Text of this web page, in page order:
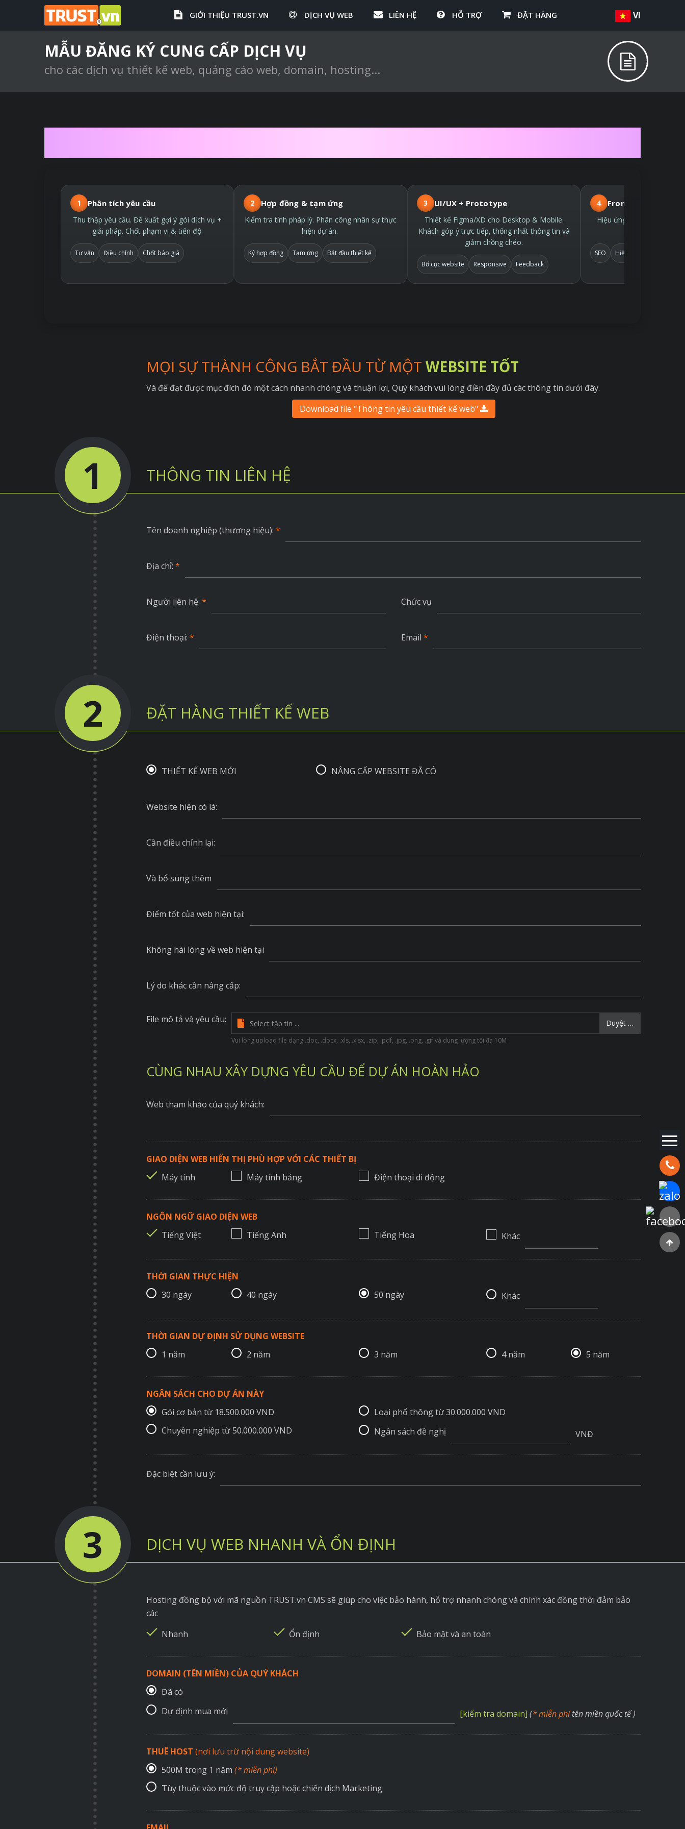
GIỚI THIỆU TRUST.VN DỊCH VỤ WEB LIÊN HỆ HỖ TRỢ ĐẶT HÀNG VI
Hotline:
Chat
MẪU ĐĂNG KÝ CUNG CẤP DỊCH VỤ
cho các dịch vụ thiết kế web, quảng cáo web, domain, hosting...
1 Phân tích yêu cầu
Thu thập yêu cầu. Đề xuất gợi ý gói dịch vụ +
giải pháp. Chốt phạm vi & tiến độ.
Tư vấn Điều chỉnh Chốt báo giá
2 Hợp đồng & tạm ứng
Kiểm tra tính pháp lý. Phân công nhân sự thực
hiện dự án.
Ký hợp đồng Tạm ứng Bắt đầu thiết kế
3 UI/UX + Prototype
Thiết kế Figma/XD cho Desktop & Mobile.
Khách góp ý trực tiếp, thống nhất thông tin và
giảm chồng chéo.
Bố cục website Responsive Feedback
4 Front-end hiện đại
Hiệu ứng nhẹ, SEO sớm
SEO Hiệu ứng nhẹ
MỌI SỰ THÀNH CÔNG BẮT ĐẦU TỪ MỘT WEBSITE TỐT
Và để đạt được mục đích đó một cách nhanh chóng và thuận lợi, Quý khách vui lòng điền đầy đủ các thông tin dưới đây.
Download file "Thông tin yêu cầu thiết kế web"
1 THÔNG TIN LIÊN HỆ
Tên doanh nghiệp (thương hiệu): *
Địa chỉ: *
Người liên hệ: * Chức vụ
Điện thoại: * Email *
2 ĐẶT HÀNG THIẾT KẾ WEB
THIẾT KẾ WEB MỚI NÂNG CẤP WEBSITE ĐÃ CÓ
Website hiện có là:
Cần điều chỉnh lại:
Và bổ sung thêm
Điểm tốt của web hiện tại:
Không hài lòng về web hiện tại
Lý do khác cần nâng cấp:
File mô tả và yêu cầu: Duyệt …
Vui lòng upload file dạng .doc, .docx, .xls, .xlsx, .zip, .pdf, .jpg, .png, .gif và dung lượng tối đa 10M
CÙNG NHAU XÂY DỰNG YÊU CẦU ĐỂ DỰ ÁN HOÀN HẢO
Web tham khảo của quý khách:
GIAO DIỆN WEB HIỂN THỊ PHÙ HỢP VỚI CÁC THIẾT BỊ
Máy tính
Máy tính bảng Điện thoại di động
NGÔN NGỮ GIAO DIỆN WEB
Tiếng Việt
Tiếng Anh Tiếng Hoa Khác
THỜI GIAN THỰC HIỆN
30 ngày
40 ngày 50 ngày Khác
THỜI GIAN DỰ ĐỊNH SỬ DỤNG WEBSITE
1 năm
2 năm 3 năm 4 năm 5 năm
NGÂN SÁCH CHO DỰ ÁN NÀY
Gói cơ bản từ 18.500.000 VND
Loại phổ thông từ 30.000.000 VND
Chuyên nghiệp từ 50.000.000 VND
Ngân sách đề nghị VNĐ
Đặc biệt cần lưu ý:
3 DỊCH VỤ WEB NHANH VÀ ỔN ĐỊNH
Hosting đồng bộ với mã nguồn TRUST.vn CMS sẽ giúp cho việc bảo hành, hỗ trợ nhanh chóng và chính xác đồng thời đảm bảo
các
Nhanh
Ổn định Bảo mật và an toàn
DOMAIN (TÊN MIỀN) CỦA QUÝ KHÁCH
Đã có
Dự định mua mới
[kiểm tra domain] (* miễn phítên miền quốc tế )
THUÊ HOST (nơi lưu trữ nội dung website)
500M trong 1 năm (* miễn phí)
Tùy thuộc vào mức độ truy cập hoặc chiến dịch Marketing